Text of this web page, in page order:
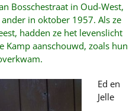
Bosschestraat in Oud-West,
in oktober 1957. Als ze
hadden ze het levenslicht
Kamp aanschouwd, zoals hun
Ed en
Jelle